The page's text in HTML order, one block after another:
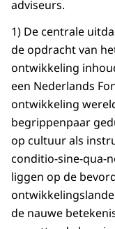
adviseurs.
1) De centrale
de opdracht van
ontwikkeling
een Nederlands
ontwikkeling
begrippenpaar
op cultuur als
conditio-sine-qua-
liggen op de
de nauwe